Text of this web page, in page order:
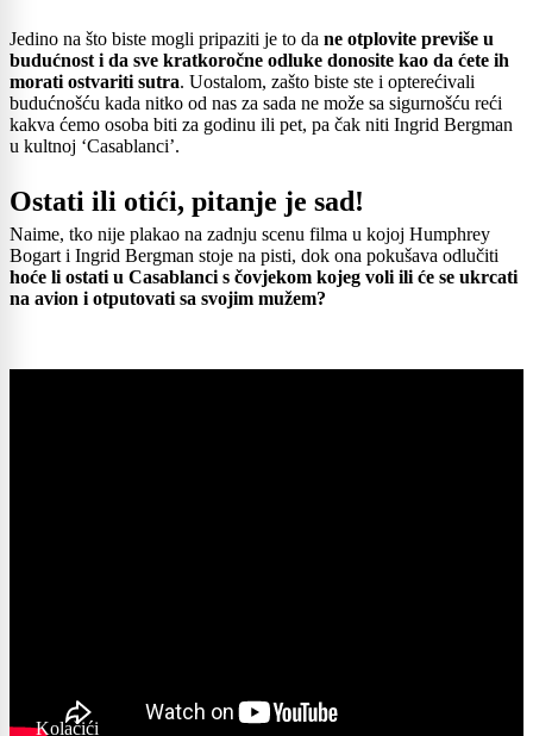
Jedino na što biste mogli pripaziti je to da ne otplovite previše u
budućnost i da sve kratkoročne odluke donosite kao da ćete ih
morati ostvariti sutra. Uostalom, zašto biste ste i opterećivali
budućnošću kada nitko od nas za sada ne može sa sigurnošću reći
kakva ćemo osoba biti za godinu ili pet, pa čak niti Ingrid Bergman
u kultnoj ‘Casablanci’.
Ostati ili otići, pitanje je sad!
Naime, tko nije plakao na zadnju scenu filma u kojoj Humphrey
Bogart i Ingrid Bergman stoje na pisti, dok ona pokušava odlučiti
hoće li ostati u Casablanci s čovjekom kojeg voli ili će se ukrcati
na avion i otputovati sa svojim mužem?
Kolačići